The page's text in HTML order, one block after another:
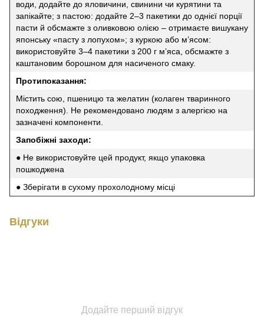
води, додайте до яловичини, свинини чи курятини та
запікайте; з пастою: додайте 2–3 пакетики до однієї порції
пасти й обсмажте з оливковою олією – отримаєте вишукану
японську «пасту з лопухом»; з куркою або м’ясом:
використовуйте 3–4 пакетики з 200 г м’яса, обсмажте з
каштановим борошном для насиченого смаку.
Протипоказання:
Містить сою, пшеницю та желатин (колаген тваринного
походження). Не рекомендовано людям з алергією на
зазначені компоненти.
Запобіжні заходи:
● Не використовуйте цей продукт, якщо упаковка
пошкоджена
● Зберігати в сухому прохолодному місці
Відгуки
Додайте перший відгук